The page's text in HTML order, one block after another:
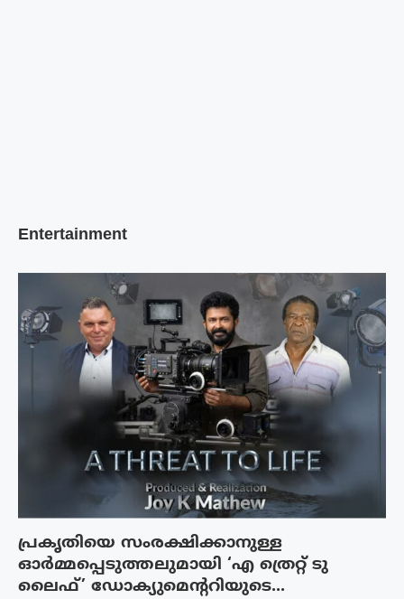
Entertainment
പ്രകൃതിയെ സംരക്ഷിക്കാനുള്ള
ഓർമ്മപ്പെടുത്തലുമായി ‘എ ത്രെറ്റ് ടു
ലൈഫ്’ ഡോക്യുമെന്ററിയുടെ...